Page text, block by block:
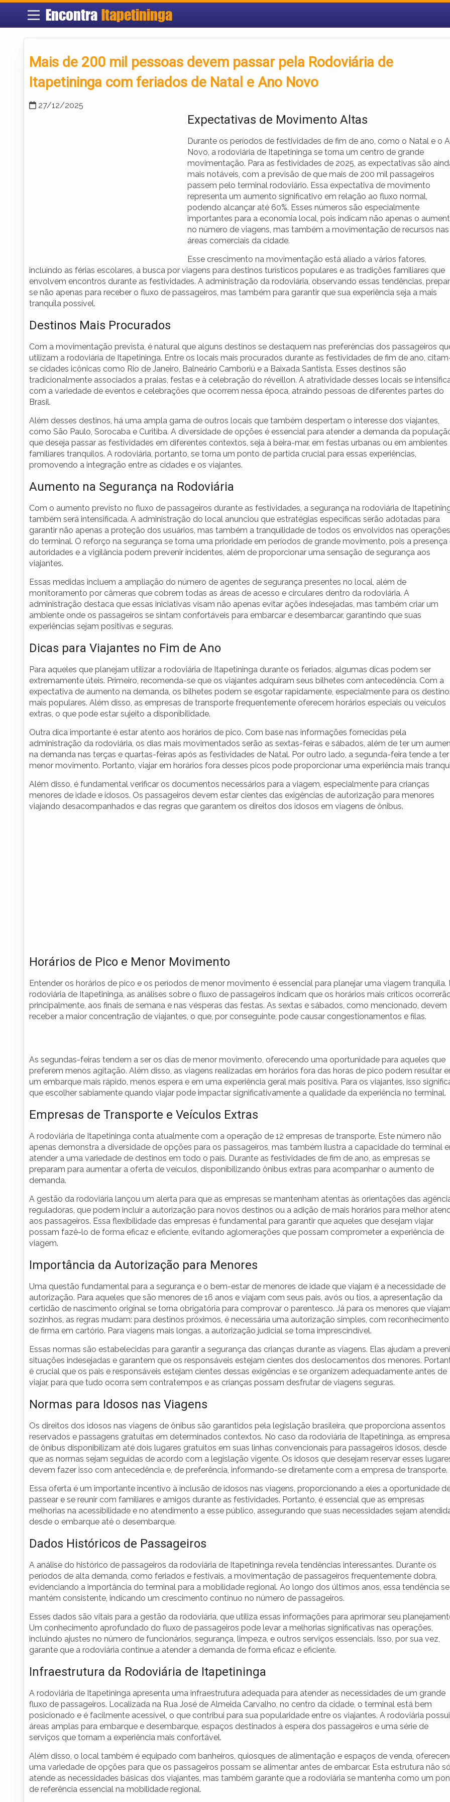
Encontra Itapetininga
Mais de 200 mil pessoas devem passar pela Rodoviária de
Itapetininga com feriados de Natal e Ano Novo
27/12/2025
Expectativas de Movimento Altas
Durante os períodos de festividades de fim de ano, como o Natal e o
Novo, a rodoviária de Itapetininga se torna um centro de grande
movimentação. Para as festividades de 2025, as expectativas são
mais notáveis, com a previsão de que mais de 200 mil passageiros
passem pelo terminal rodoviário. Essa expectativa de movimento
representa um aumento significativo em relação ao fluxo normal,
podendo alcançar até 60%. Esses números são especialmente
importantes para a economia local, pois indicam não apenas o
no número de viagens, mas também a movimentação de recursos nas
áreas comerciais da cidade.
Esse crescimento na movimentação está aliado a vários fatores,
incluindo as férias escolares, a busca por viagens para destinos turísticos populares e as tradições familiares que
envolvem encontros durante as festividades. A administração da rodoviária, observando essas tendências,
se não apenas para receber o fluxo de passageiros, mas também para garantir que sua experiência seja a mais
tranquila possível.
Destinos Mais Procurados
Com a movimentação prevista, é natural que alguns destinos se destaquem nas preferências dos passageiros
utilizam a rodoviária de Itapetininga. Entre os locais mais procurados durante as festividades de fim de ano,
se cidades icônicas como Rio de Janeiro, Balneário Camboriú e a Baixada Santista. Esses destinos são
tradicionalmente associados a praias, festas e à celebração do réveillon. A atratividade desses locais se
com a variedade de eventos e celebrações que ocorrem nessa época, atraindo pessoas de diferentes partes do
Brasil.
Além desses destinos, há uma ampla gama de outros locais que também despertam o interesse dos viajantes,
como São Paulo, Sorocaba e Curitiba. A diversidade de opções é essencial para atender a demanda da
que deseja passar as festividades em diferentes contextos, seja à beira-mar, em festas urbanas ou em ambientes
familiares tranquilos. A rodoviária, portanto, se torna um ponto de partida crucial para essas experiências,
promovendo a integração entre as cidades e os viajantes.
Aumento na Segurança na Rodoviária
Com o aumento previsto no fluxo de passageiros durante as festividades, a segurança na rodoviária de
também será intensificada. A administração do local anunciou que estratégias específicas serão adotadas para
garantir não apenas a proteção dos usuários, mas também a tranquilidade de todos os envolvidos nas operações
do terminal. O reforço na segurança se torna uma prioridade em períodos de grande movimento, pois a presença
autoridades e a vigilância podem prevenir incidentes, além de proporcionar uma sensação de segurança aos
viajantes.
Essas medidas incluem a ampliação do número de agentes de segurança presentes no local, além de
monitoramento por câmeras que cobrem todas as áreas de acesso e circulares dentro da rodoviária. A
administração destaca que essas iniciativas visam não apenas evitar ações indesejadas, mas também criar um
ambiente onde os passageiros se sintam confortáveis para embarcar e desembarcar, garantindo que suas
experiências sejam positivas e seguras.
Dicas para Viajantes no Fim de Ano
Para aqueles que planejam utilizar a rodoviária de Itapetininga durante os feriados, algumas dicas podem ser
extremamente úteis. Primeiro, recomenda-se que os viajantes adquiram seus bilhetes com antecedência. Com a
expectativa de aumento na demanda, os bilhetes podem se esgotar rapidamente, especialmente para os
mais populares. Além disso, as empresas de transporte frequentemente oferecem horários especiais ou veículos
extras, o que pode estar sujeito a disponibilidade.
Outra dica importante é estar atento aos horários de pico. Com base nas informações fornecidas pela
administração da rodoviária, os dias mais movimentados serão as sextas-feiras e sábados, além de ter um
na demanda nas terças e quartas-feiras após as festividades de Natal. Por outro lado, a segunda-feira tende a
menor movimento. Portanto, viajar em horários fora desses picos pode proporcionar uma experiência mais
Além disso, é fundamental verificar os documentos necessários para a viagem, especialmente para crianças
menores de idade e idosos. Os passageiros devem estar cientes das exigências de autorização para menores
viajando desacompanhados e das regras que garantem os direitos dos idosos em viagens de ônibus.
Horários de Pico e Menor Movimento
Entender os horários de pico e os períodos de menor movimento é essencial para planejar uma viagem tranquila.
rodoviária de Itapetininga, as análises sobre o fluxo de passageiros indicam que os horários mais críticos
principalmente, aos finais de semana e nas vésperas das festas. As sextas e sábados, como mencionado, devem
receber a maior concentração de viajantes, o que, por conseguinte, pode causar congestionamentos e filas.
As segundas-feiras tendem a ser os dias de menor movimento, oferecendo uma oportunidade para aqueles que
preferem menos agitação. Além disso, as viagens realizadas em horários fora das horas de pico podem resultar
um embarque mais rápido, menos espera e em uma experiência geral mais positiva. Para os viajantes, isso
que escolher sabiamente quando viajar pode impactar significativamente a qualidade da experiência no terminal.
Empresas de Transporte e Veículos Extras
A rodoviária de Itapetininga conta atualmente com a operação de 12 empresas de transporte. Este número não
apenas demonstra a diversidade de opções para os passageiros, mas também ilustra a capacidade do terminal
atender a uma variedade de destinos em todo o país. Durante as festividades de fim de ano, as empresas se
preparam para aumentar a oferta de veículos, disponibilizando ônibus extras para acompanhar o aumento de
demanda.
A gestão da rodoviária lançou um alerta para que as empresas se mantenham atentas às orientações das
reguladoras, que podem incluir a autorização para novos destinos ou a adição de mais horários para melhor
aos passageiros. Essa flexibilidade das empresas é fundamental para garantir que aqueles que desejam viajar
possam fazê-lo de forma eficaz e eficiente, evitando aglomerações que possam comprometer a experiência de
viagem.
Importância da Autorização para Menores
Uma questão fundamental para a segurança e o bem-estar de menores de idade que viajam é a necessidade de
autorização. Para aqueles que são menores de 16 anos e viajam com seus pais, avós ou tios, a apresentação da
certidão de nascimento original se torna obrigatória para comprovar o parentesco. Já para os menores que viajam
sozinhos, as regras mudam: para destinos próximos, é necessária uma autorização simples, com reconhecimento
de firma em cartório. Para viagens mais longas, a autorização judicial se torna imprescindível.
Essas normas são estabelecidas para garantir a segurança das crianças durante as viagens. Elas ajudam a
situações indesejadas e garantem que os responsáveis estejam cientes dos deslocamentos dos menores.
é crucial que os pais e responsáveis estejam cientes dessas exigências e se organizem adequadamente antes de
viajar, para que tudo ocorra sem contratempos e as crianças possam desfrutar de viagens seguras.
Normas para Idosos nas Viagens
Os direitos dos idosos nas viagens de ônibus são garantidos pela legislação brasileira, que proporciona assentos
reservados e passagens gratuitas em determinados contextos. No caso da rodoviária de Itapetininga, as
de ônibus disponibilizam até dois lugares gratuitos em suas linhas convencionais para passageiros idosos, desde
que as normas sejam seguidas de acordo com a legislação vigente. Os idosos que desejam reservar esses
devem fazer isso com antecedência e, de preferência, informando-se diretamente com a empresa de transporte.
Essa oferta é um importante incentivo à inclusão de idosos nas viagens, proporcionando a eles a oportunidade
passear e se reunir com familiares e amigos durante as festividades. Portanto, é essencial que as empresas
melhorias na acessibilidade e no atendimento a esse público, assegurando que suas necessidades sejam
desde o embarque até o desembarque.
Dados Históricos de Passageiros
A análise do histórico de passageiros da rodoviária de Itapetininga revela tendências interessantes. Durante os
períodos de alta demanda, como feriados e festivais, a movimentação de passageiros frequentemente dobra,
evidenciando a importância do terminal para a mobilidade regional. Ao longo dos últimos anos, essa tendência se
mantém consistente, indicando um crescimento contínuo no número de passageiros.
Esses dados são vitais para a gestão da rodoviária, que utiliza essas informações para aprimorar seu
Um conhecimento aprofundado do fluxo de passageiros pode levar a melhorias significativas nas operações,
incluindo ajustes no número de funcionários, segurança, limpeza, e outros serviços essenciais. Isso, por sua vez,
garante que a rodoviária continue a atender a demanda de forma eficaz e eficiente.
Infraestrutura da Rodoviária de Itapetininga
A rodoviária de Itapetininga apresenta uma infraestrutura adequada para atender as necessidades de um grande
fluxo de passageiros. Localizada na Rua José de Almeida Carvalho, no centro da cidade, o terminal está bem
posicionado e é facilmente acessível, o que contribui para sua popularidade entre os viajantes. A rodoviária possui
áreas amplas para embarque e desembarque, espaços destinados à espera dos passageiros e uma série de
serviços que tornam a experiência mais confortável.
Além disso, o local também é equipado com banheiros, quiosques de alimentação e espaços de venda,
uma variedade de opções para que os passageiros possam se alimentar antes de embarcar. Esta estrutura não só
atende as necessidades básicas dos viajantes, mas também garante que a rodoviária se mantenha como um
de referência essencial na mobilidade regional.